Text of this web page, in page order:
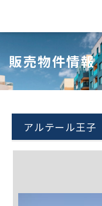
販売物件情報
アルテール王子